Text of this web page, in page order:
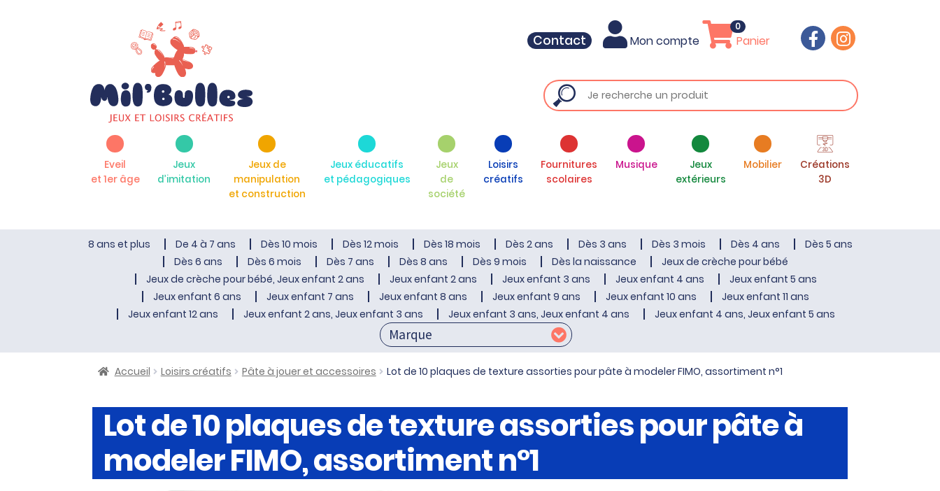
Contact Mon compte Panier
0
Eveil
et 1er âge
Jeux
d’imitation
Jeux de
manipulation
et construction
Jeux éducatifs
et pédagogiques
Jeux
de
société
Loisirs
créatifs
Fournitures
scolaires
Musique
Jeux
extérieurs
Mobilier
Créations
3D
8 ans et plus De 4 à 7 ans Dès 10 mois Dès 12 mois Dès 18 mois Dès 2 ans Dès 3 ans Dès 3 mois Dès 4 ans
Dès 5 ans
Dès 6 ans
Dès 6 mois Dès 7 ans Dès 8 ans Dès 9 mois Dès la naissance
Jeux de crèche pour bébé
Jeux de crèche pour bébé, Jeux enfant 2 ans
Jeux enfant 2 ans Jeux enfant 3 ans Jeux enfant 4 ans
Jeux enfant 5 ans
Jeux enfant 6 ans
Jeux enfant 7 ans Jeux enfant 8 ans Jeux enfant 9 ans Jeux enfant 10 ans
Jeux enfant 11 ans
Jeux enfant 12 ans
Jeux enfant 2 ans, Jeux enfant 3 ans Jeux enfant 3 ans, Jeux enfant 4 ans Jeux enfant 4 ans, Jeux enfant 5 ans
Accueil Loisirs créatifs Pâte à jouer et accessoires Lot de 10 plaques de texture assorties pour pâte à modeler FIMO, assortiment n°1
Lot de 10 plaques de texture assorties pour pâte à
modeler FIMO, assortiment n°1